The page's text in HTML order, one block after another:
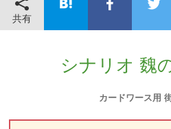
共有
シナリオ 魏
カードワース用